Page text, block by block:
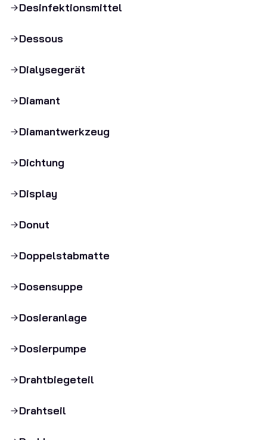
Desinfektionsmittel
Dessous
Dialysegerät
Diamant
Diamantwerkzeug
Dichtung
Display
Donut
Doppelstabmatte
Dosensuppe
Dosieranlage
Dosierpumpe
Drahtbiegeteil
Drahtseil